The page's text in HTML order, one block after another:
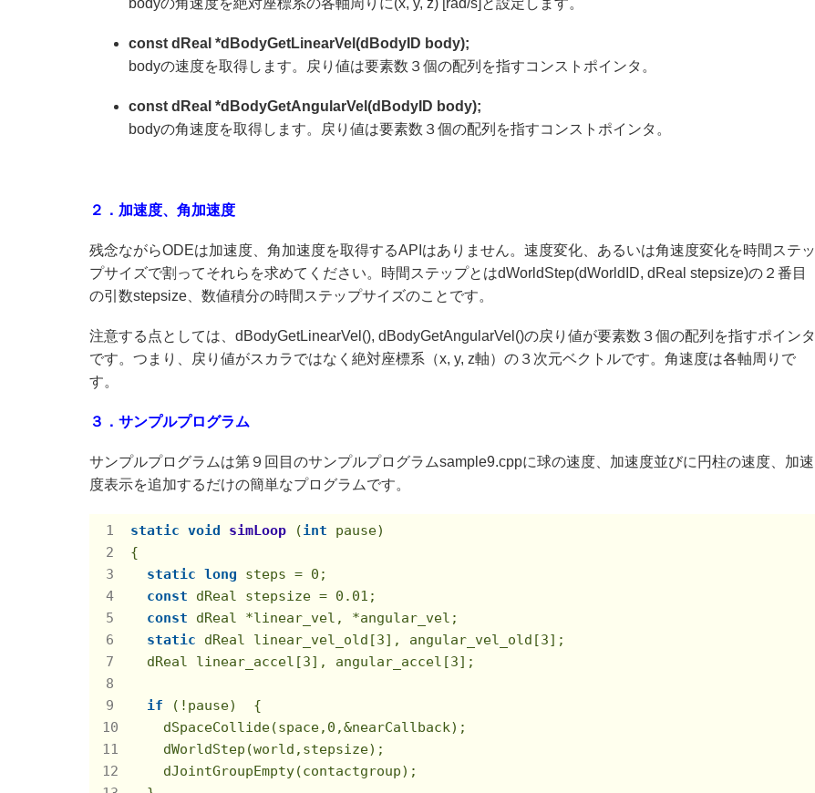
const dReal *dBodyGetLinearVel(dBodyID body);
bodyの速度を取得します。戻り値は要素数３個の配列を指すコンストポインタ。
const dReal *dBodyGetAngularVel(dBodyID body);
bodyの角速度を取得します。戻り値は要素数３個の配列を指すコンストポインタ。
２．加速度、角加速度
残念ながらODEは加速度、角加速度を取得するAPIはありません。速度変化、あるいは角速度変化を時間ステッ
プサイズで割ってそれらを求めてください。時間ステップとはdWorldStep(dWorldID, dReal stepsize)の２番目
の引数stepsize、数値積分の時間ステップサイズのことです。
注意する点としては、dBodyGetLinearVel(), dBodyGetAngularVel()の戻り値が要素数３個の配列を指すポインタ
です。つまり、戻り値がスカラではなく絶対座標系（x, y, z軸）の３次元ベクトルです。角速度は各軸周りで
す。
３．サンプルプログラム
サンプルプログラムは第９回目のサンプルプログラムsample9.cppに球の速度、加速度並びに円柱の速度、加速
度表示を追加するだけの簡単なプログラムです。
static void simLoop (int pause)
{
static long steps = 0 ;
const dReal stepsize = 0.01 ;
const dReal *linear_vel, *angular_vel;
static dReal linear_vel_old[3], angular_vel_old[3];
  dReal linear_accel[
3], angular_accel[3];
if (!pause)  {
    dSpaceCollide(space,
0 ,&nearCallback);
    dWorldStep(world,stepsize);
    dJointGroupEmpty(contactgroup);